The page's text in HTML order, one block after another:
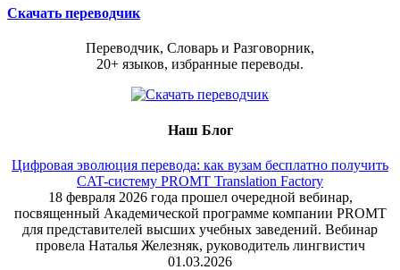
Скачать переводчик
Переводчик, Словарь и Разговорник,
20+ языков, избранные переводы.
Наш Блог
Цифровая эволюция перевода: как вузам бесплатно получить
CAT-систему PROMT Translation Factory
18 февраля 2026 года прошел очередной вебинар,
посвященный Академической программе компании PROMT
для представителей высших учебных заведений. Вебинар
провела Наталья Железняк, руководитель лингвистич
01.03.2026